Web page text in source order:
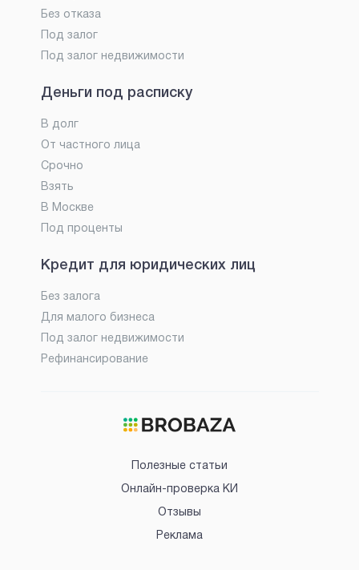
Без отказа
Под залог
Под залог недвижимости
Деньги под расписку
В долг
От частного лица
Срочно
Взять
В Москве
Под проценты
Кредит для юридических лиц
Без залога
Для малого бизнеса
Под залог недвижимости
Рефинансирование
Полезные статьи
Онлайн-проверка КИ
Отзывы
Реклама